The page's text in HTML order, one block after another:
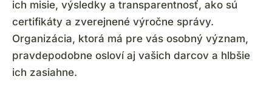
ich misie, výsledky a transparentnosť, ako sú
certifikáty a zverejnené výročne správy.
Organizácia, ktorá má pre vás osobný význam,
pravdepodobne osloví aj vašich darcov a hlbšie
ich zasiahne.